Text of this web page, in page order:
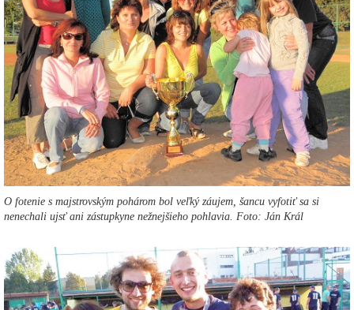
O fotenie s majstrovským pohárom bol veľký záujem, šancu vyfotiť sa si
nenechali ujsť ani zástupkyne nežnejšieho pohlavia. Foto: Ján Král